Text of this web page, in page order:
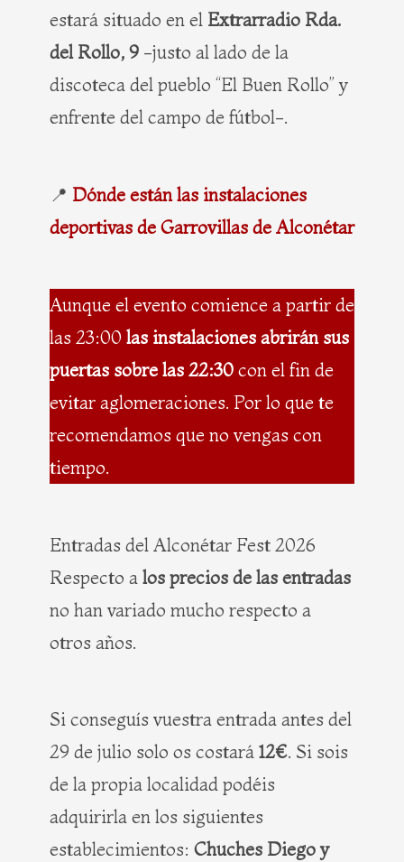
estará situado en el Extrarradio Rda.
del Rollo, 9 -justo al lado de la
discoteca del pueblo “El Buen Rollo” y
enfrente del campo de fútbol-.
📍 Dónde están las instalaciones
deportivas de Garrovillas de Alconétar
Aunque el evento comience a partir de
las 23:00 las instalaciones abrirán sus
puertas sobre las 22:30 con el fin de
evitar aglomeraciones. Por lo que te
recomendamos que no vengas con
tiempo.
Entradas del Alconétar Fest 2026
Respecto a los precios de las entradas
no han variado mucho respecto a
otros años.
Si conseguís vuestra entrada antes del
29 de julio solo os costará 12€. Si sois
de la propia localidad podéis
adquirirla en los siguientes
establecimientos: Chuches Diego y